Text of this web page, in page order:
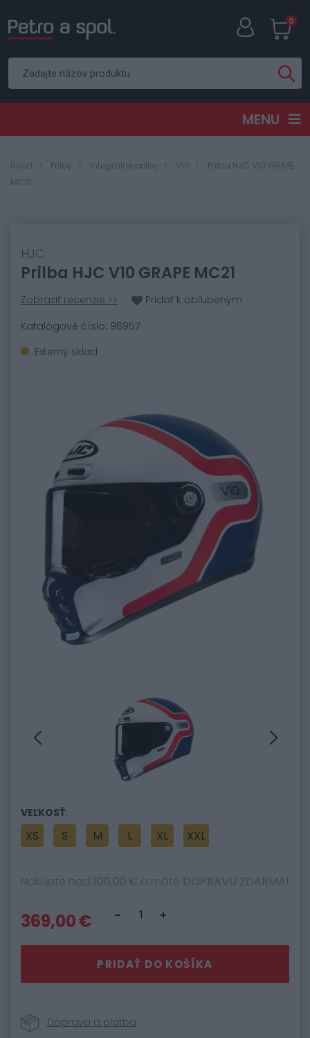
0
MENU
Úvod Prilby Integrálne prilby V10
Prilba HJC V10 GRAPE
MC21
HJC
Prilba HJC V10 GRAPE MC21
Zobraziť recenzie >>
Pridať k obľubeným
Katalógové číslo: 96957
Externý sklad
VEĽKOSŤ:
XS
S M L XL XXL
Nakúpte nad 100,00 € a máte DOPRAVU ZDARMA!
369,00 €
PRIDAŤ DO KOŠÍKA
Doprava a platba